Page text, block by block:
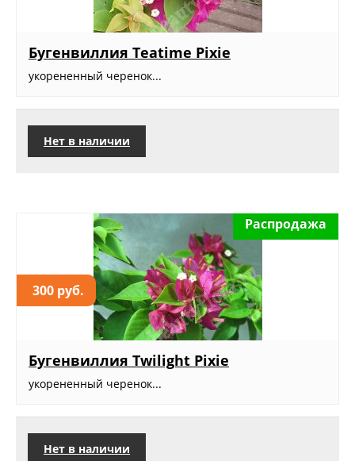
Бугенвиллия Teatime Pixie
укорененный черенок...
Нет в наличии
300 руб.
Распродажа
Бугенвиллия Twilight Pixie
укорененный черенок...
Нет в наличии